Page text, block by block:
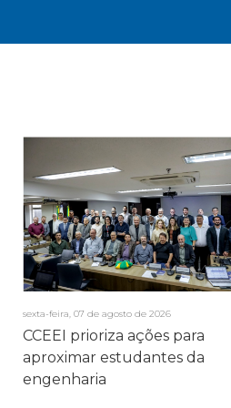
sexta-feira, 07 de agosto de 2026
CCEEI prioriza ações para
aproximar estudantes da
engenharia